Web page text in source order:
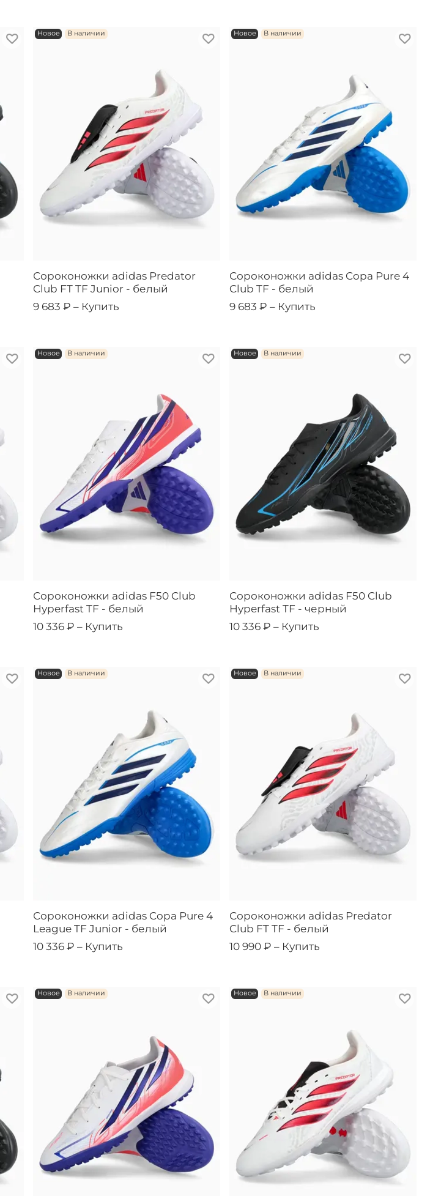
Новое В наличии
Сороконожки adidas Predator
Club FT TF Junior - белый
9 683 ₽ – Купить
Новое В наличии
Сороконожки adidas Copa Pure 4
Club TF - белый
9 683 ₽ – Купить
Новое В наличии
Сороконожки adidas F50 Club
Hyperfast TF - белый
10 336 ₽ – Купить
Новое В наличии
Сороконожки adidas F50 Club
Hyperfast TF - черный
10 336 ₽ – Купить
Новое В наличии
Сороконожки adidas Copa Pure 4
League TF Junior - белый
10 336 ₽ – Купить
Новое В наличии
Сороконожки adidas Predator
Club FT TF - белый
10 990 ₽ – Купить
Новое В наличии Новое В наличии